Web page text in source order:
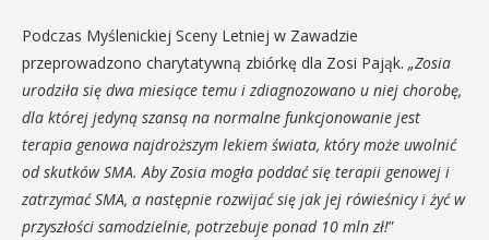
Podczas Myślenickiej Sceny Letniej w Zawadzie
przeprowadzono charytatywną zbiórkę dla Zosi Pająk. „Zosia
urodziła się dwa miesiące temu i zdiagnozowano u niej chorobę,
dla której jedyną szansą na normalne funkcjonowanie jest
terapia genowa najdroższym lekiem świata, który może uwolnić
od skutków SMA. Aby Zosia mogła poddać się terapii genowej i
zatrzymać SMA, a następnie rozwijać się jak jej rówieśnicy i żyć w
przyszłości samodzielnie, potrzebuje ponad 10 mln zł!”